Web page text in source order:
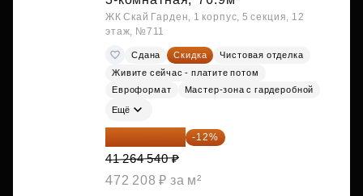
ЖК Скай Гарден, 1 корпус, 5 секция, 12
этаж, №711
Сдана Скидка
Чистовая отделка
Живите сейчас - платите потом
Евроформат
Мастер-зона с гардеробной
Ещё
36 312 795 ₽ -12%
41 264 540 ₽
472 208 ₽ за м²